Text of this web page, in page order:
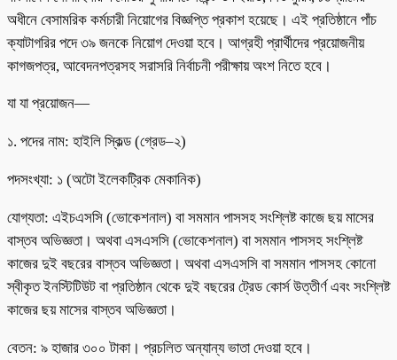
অধীনে বেসামরিক কর্মচারী নিয়োগের বিজ্ঞপ্তি প্রকাশ হয়েছে। এই প্রতিষ্ঠানে পাঁচ
ক্যাটাগরির পদে ৩৯ জনকে নিয়োগ দেওয়া হবে। আগ্রহী প্রার্থীদের প্রয়োজনীয়
কাগজপত্র, আবেদনপত্রসহ সরাসরি নির্বাচনী পরীক্ষায় অংশ নিতে হবে।
যা যা প্রয়োজন—
১. পদের নাম: হাইলি স্কিল্ড (গ্রেড–২)
পদসংখ্যা: ১ (অটো ইলেকট্রিক মেকানিক)
যোগ্যতা: এইচএসসি (ভোকেশনাল) বা সমমান পাসসহ সংশ্লিষ্ট কাজে ছয় মাসের
বাস্তব অভিজ্ঞতা। অথবা এসএসসি (ভোকেশনাল) বা সমমান পাসসহ সংশ্লিষ্ট
কাজের দুই বছরের বাস্তব অভিজ্ঞতা। অথবা এসএসসি বা সমমান পাসসহ কোনো
স্বীকৃত ইনস্টিটিউট বা প্রতিষ্ঠান থেকে দুই বছরের ট্রেড কোর্স উত্তীর্ণ এবং সংশ্লিষ্ট
কাজের ছয় মাসের বাস্তব অভিজ্ঞতা।
বেতন: ৯ হাজার ৩০০ টাকা। প্রচলিত অন্যান্য ভাতা দেওয়া হবে।